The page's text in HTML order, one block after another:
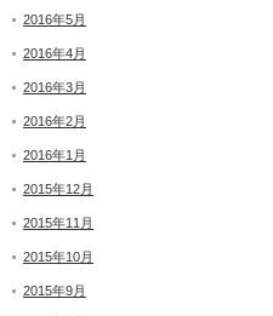
2016年5月
2016年4月
2016年3月
2016年2月
2016年1月
2015年12月
2015年11月
2015年10月
2015年9月